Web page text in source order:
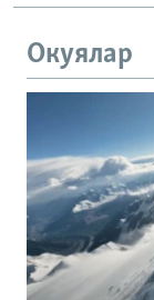
Окуялар